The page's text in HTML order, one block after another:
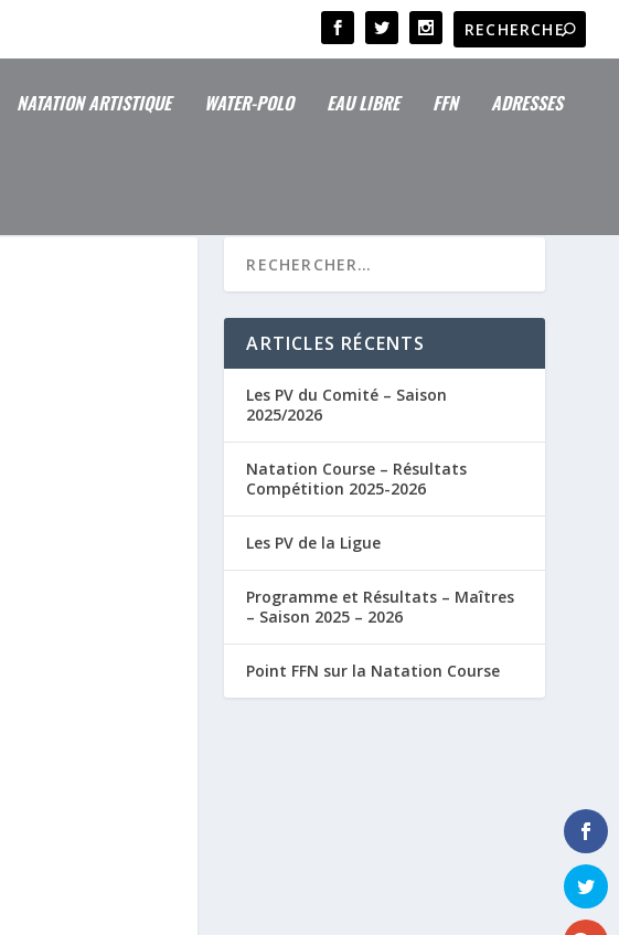
NATATION ARTISTIQUE WATER-POLO EAU LIBRE FFN ADRESSES
ARTICLES RÉCENTS
Les PV du Comité – Saison
2025/2026
Natation Course – Résultats
Compétition 2025-2026
Les PV de la Ligue
Programme et Résultats – Maîtres
– Saison 2025 – 2026
Point FFN sur la Natation Course